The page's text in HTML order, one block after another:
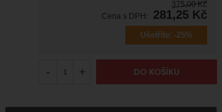
375,00 Kč
Cena s DPH:
281,25 Kč
Ušetříte: -25%
- + DO KOŠÍKU